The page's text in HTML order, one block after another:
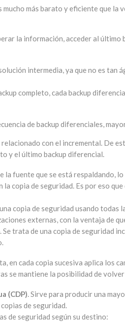
mucho más barato y eficiente que la
la información, acceder al
intermedia, ya que no es tan
completo, cada backup
de backup diferenciales,
con el incremental. De
y el último backup diferencial.
la fuente que se está respaldando,
la copia de seguridad. Es por eso
copia de seguridad usando
externas, con la ventaja de
. Se trata de una copia de seguridad
en cada copia sucesiva aplica los
se mantiene la posibilidad de
(CDP). Sirve para producir una
de seguridad.
de seguridad según su destino: